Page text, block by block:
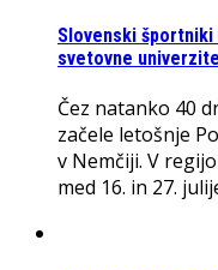
Slovenski
svetovne
Čez natanko 40
začele letošnje
v Nemčiji. V
med 16. in 27.